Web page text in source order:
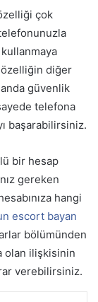
çok
özelliğin diğer
güvenlik
telefona
başarabilirsiniz.
bir hesap
gereken
hangi
escort bayan
bölümünden
olan ilişkisinin
verebilirsiniz.